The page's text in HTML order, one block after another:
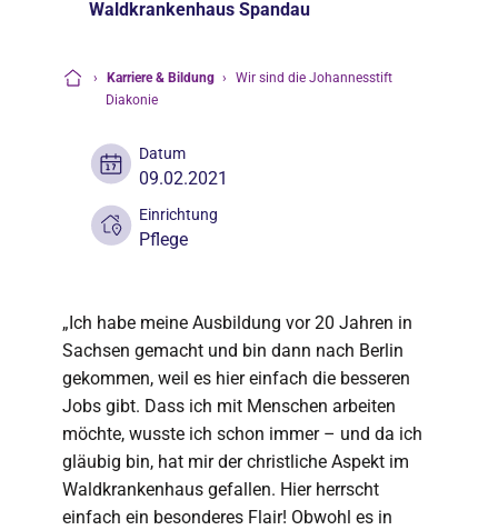
Waldkrankenhaus Spandau
› Karriere & Bildung ›
Wir sind die Johannesstift
Diakonie
Datum
09.02.2021
Einrichtung
Pflege
„Ich habe meine Ausbildung vor 20 Jahren in
Sachsen gemacht und bin dann nach Berlin
gekommen, weil es hier einfach die besseren
Jobs gibt. Dass ich mit Menschen arbeiten
möchte, wusste ich schon immer – und da ich
gläubig bin, hat mir der christliche Aspekt im
Waldkrankenhaus gefallen. Hier herrscht
einfach ein besonderes Flair! Obwohl es in